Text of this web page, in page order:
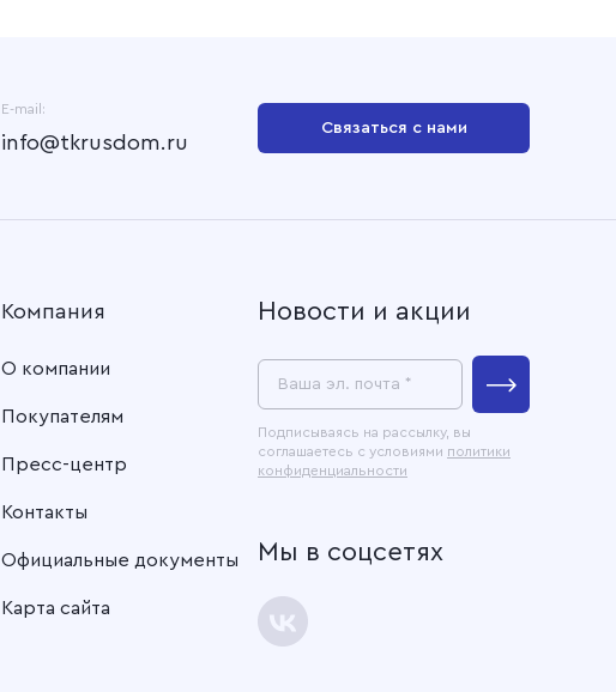
E-mail:
info@tkrusdom.ru
Связаться с нами
Компания
О компании
Покупателям
Пресс-центр
Контакты
Официальные документы
Карта сайта
Новости и акции
Ваша эл. почта *
Подписываясь на рассылку, вы
соглашаетесь с условиями политики
конфиденциальности
Мы в соцсетях